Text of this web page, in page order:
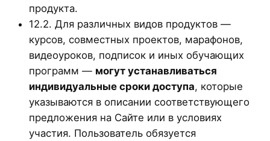
продукта.
12.2. Для различных видов продуктов —
курсов, совместных проектов, марафонов,
видеоуроков, подписок и иных обучающих
программ — могут устанавливаться
индивидуальные сроки доступа, которые
указываются в описании соответствующего
предложения на Сайте или в условиях
участия. Пользователь обязуется